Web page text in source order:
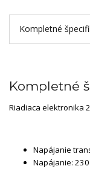
Kompletné
Kompletné
Riadiaca elektronika
Napájanie
Napájanie: 230